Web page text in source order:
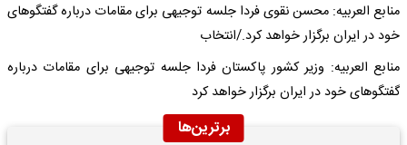
منابع العربیه: محسن نقوی فردا جلسه توجیهی برای مقامات درباره گفتگوهای
خود در ایران برگزار خواهد کرد./انتخاب
منابع العربیه: وزیر کشور پاکستان فردا جلسه توجیهی برای مقامات درباره
گفتگوهای خود در ایران برگزار خواهد کرد
برترین‌ها